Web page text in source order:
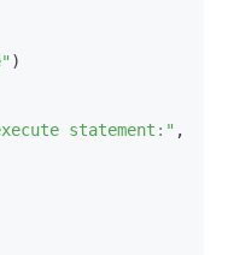
statement:" ,